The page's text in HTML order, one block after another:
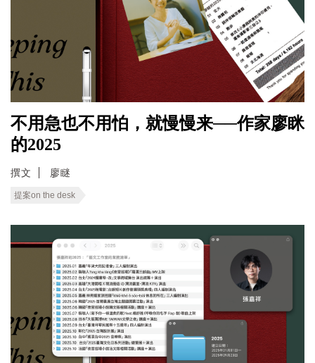
不用急也不用怕，就慢慢来──作家廖眯
的2025
撰文 廖瞇
提案on the desk